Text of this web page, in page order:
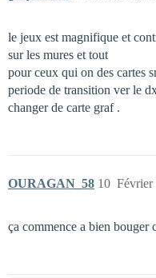
le jeux est magnifique et
sur les mures et tout
pour ceux qui on des cartes
periode de transition ver le
changer de carte graf .
OURAGAN_58 Février
10
ça commence a bien bouger